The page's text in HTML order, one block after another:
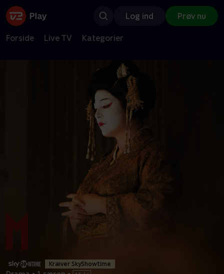
Log ind Prøv nu
Forside Live TV Kategorier
Kræver SkyShowtime